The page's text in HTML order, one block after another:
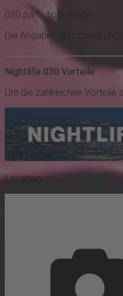
030 partytipp
Die Angaben zum Event
Nightlife 030 Vorteile
Um die zahlreichen Vorteile
Location